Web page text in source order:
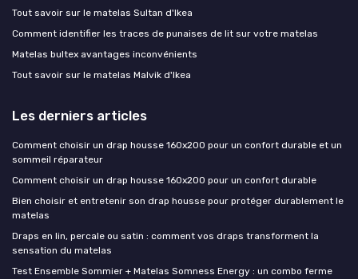
Tout savoir sur le matelas Sultan d'Ikea
Comment identifier les traces de punaises de lit sur votre matelas
Matelas bultex avantages inconvénients
Tout savoir sur le matelas Malvik d'Ikea
Les derniers articles
Comment choisir un drap housse 160x200 pour un confort durable et un
sommeil réparateur
Comment choisir un drap housse 160x200 pour un confort durable
Bien choisir et entretenir son drap housse pour protéger durablement le
matelas
Draps en lin, percale ou satin : comment vos draps transforment la
sensation du matelas
Test Ensemble Sommier + Matelas Somness Energy : un combo ferme